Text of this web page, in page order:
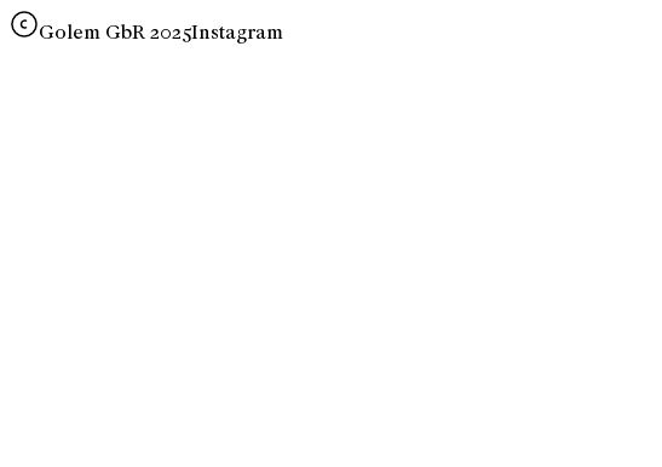
Golem GbR 2025Instagram